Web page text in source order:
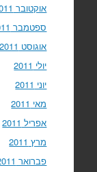
אוקטובר 2011
ספטמבר 2011
אוגוסט 2011
יולי 2011
יוני 2011
מאי 2011
אפריל 2011
מרץ 2011
פברואר 2011